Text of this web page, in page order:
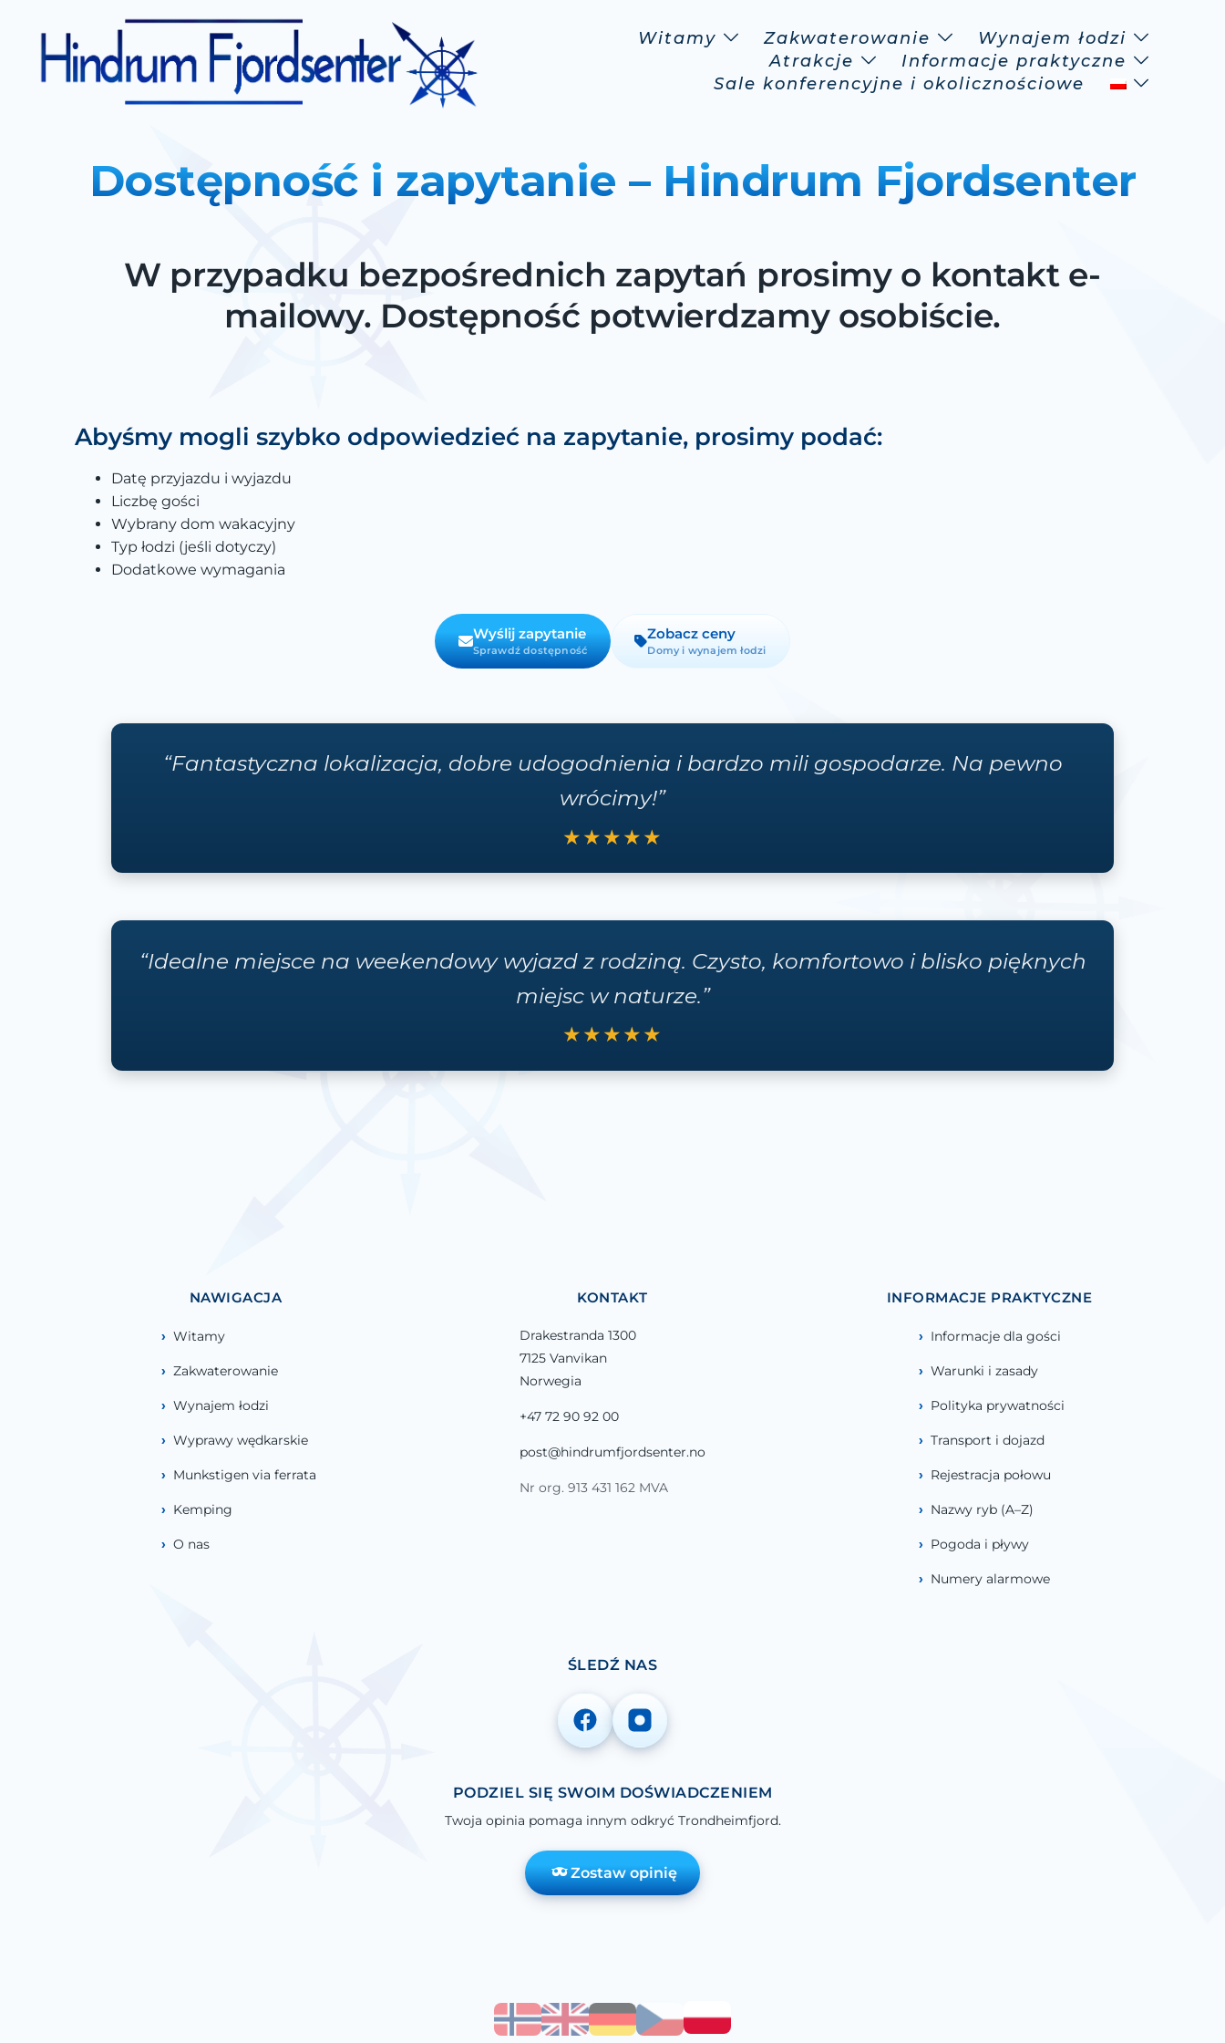
Witamy Zakwaterowanie
Wynajem łodzi
Atrakcje
Informacje praktyczne
Sale konferencyjne i okolicznościowe
Dostępność i zapytanie – Hindrum Fjordsenter
W przypadku bezpośrednich zapytań prosimy o kontakt e-
mailowy. Dostępność potwierdzamy osobiście.
Abyśmy mogli szybko odpowiedzieć na zapytanie, prosimy podać:
Datę przyjazdu i wyjazdu
Liczbę gości
Wybrany dom wakacyjny
Typ łodzi (jeśli dotyczy)
Dodatkowe wymagania
Wyślij zapytanie
Sprawdź dostępność
Zobacz ceny
Domy i wynajem łodzi
“Fantastyczna lokalizacja, dobre udogodnienia i bardzo mili gospodarze. Na pewno
wrócimy!”
★★★★★
“Idealne miejsce na weekendowy wyjazd z rodziną. Czysto, komfortowo i blisko pięknych
miejsc w naturze.”
★★★★★
NAWIGACJA
Witamy
Zakwaterowanie
Wynajem łodzi
Wyprawy wędkarskie
Munkstigen via ferrata
Kemping
O nas
KONTAKT
Drakestranda 1300
7125 Vanvikan
Norwegia
+47 72 90 92 00
post@hindrumfjordsenter.no
Nr org. 913 431 162 MVA
INFORMACJE PRAKTYCZNE
Informacje dla gości
Warunki i zasady
Polityka prywatności
Transport i dojazd
Rejestracja połowu
Nazwy ryb (A–Z)
Pogoda i pływy
Numery alarmowe
ŚLEDŹ NAS
PODZIEL SIĘ SWOIM DOŚWIADCZENIEM
Twoja opinia pomaga innym odkryć Trondheimfjord.
Zostaw opinię